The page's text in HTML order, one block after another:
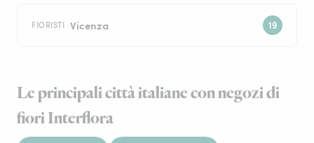
FIORISTI Vicenza
Le principali città italiane con negozi di
fiori Interflora